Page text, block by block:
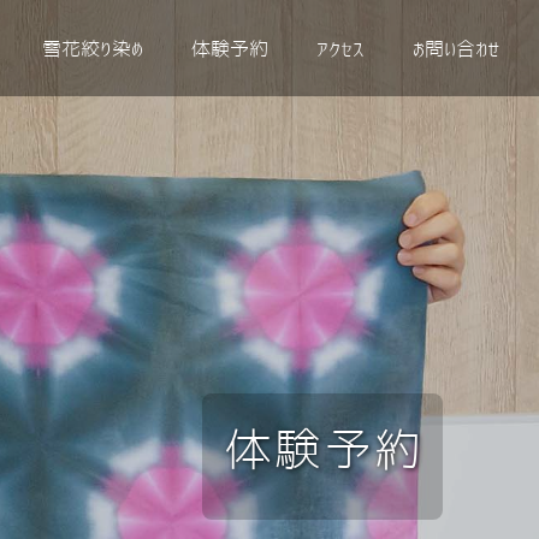
雪花絞り染め 体験予約 アクセス お問い合わせ
体験予約